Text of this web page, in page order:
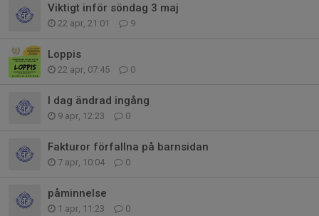
Viktigt inför söndag 3 maj
22 apr, 21:01 9
Loppis
22 apr, 07:45 0
I dag ändrad ingång
9 apr, 12:23 0
Fakturor förfallna på barnsidan
7 apr, 10:04 0
påminnelse
1 apr, 11:23 0